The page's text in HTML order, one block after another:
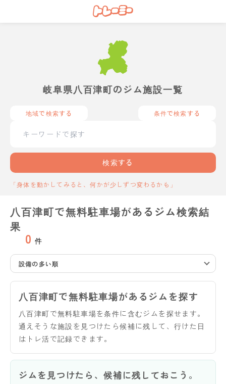
岐阜県八百津町のジム施設一覧
地域で検索する 条件で検索する
検索する
「身体を動かしてみると、何かが少しずつ変わるかも」
八百津町で無料駐車場があるジム検索結
果
0 件
設備の多い順
八百津町で無料駐車場があるジムを探す
八百津町で無料駐車場を条件に含むジムを探せます。
通えそうな施設を見つけたら候補に残して、行けた日
はトレ活で記録できます。
ジムを見つけたら、候補に残しておこう。